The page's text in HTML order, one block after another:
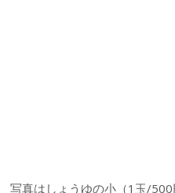
写真はしょうゆの小（1玉/